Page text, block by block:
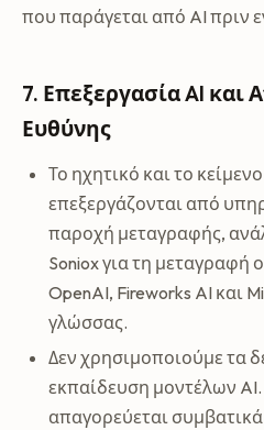
που παράγεται από AI πριν
7. Επεξεργασία AI και
Ευθύνης
Το ηχητικό και το
επεξεργάζονται από
παροχή μεταγραφής,
Soniox για τη μεταγραφή
OpenAI, Fireworks AI και
γλώσσας.
Δεν χρησιμοποιούμε τα
εκπαίδευση μοντέλων
απαγορεύεται